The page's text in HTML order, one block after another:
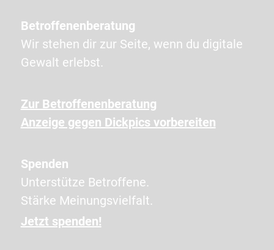
e
i
g
n
Z
i
c
h
e
Betroffenenberatung
Wir stehen dir zur Seite, wenn du digitale
Gewalt erlebst.
Zur Betroffenenberatung
Anzeige gegen Dickpics vorbereiten
Spenden
Unterstütze Betroffene.
Stärke Meinungsvielfalt.
Jetzt spenden!